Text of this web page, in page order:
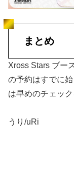
まとめ
Xross Stars ブー
の予約はすでに
は早めのチェッ
うり/uRi